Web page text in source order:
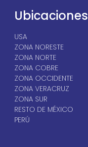
Ubicaciones
USA
ZONA NORESTE
ZONA NORTE
ZONA COBRE
ZONA OCCIDENTE
ZONA VERACRUZ
ZONA SUR
RESTO DE MÉXICO
PERÚ